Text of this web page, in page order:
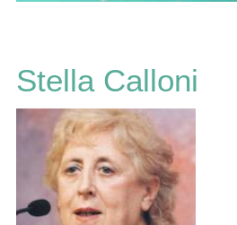
Stella Calloni